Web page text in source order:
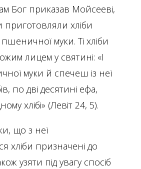
Бог приказав Мойсееві,
приготовляли хліби
муки. Ті хліби
лицем у святині: «І
муки й спечеш із неї
по дві десятині ефа,
хлібі» (Левіт 24, 5).
що з неї
хліби призначені до
узяти під увагу спосіб